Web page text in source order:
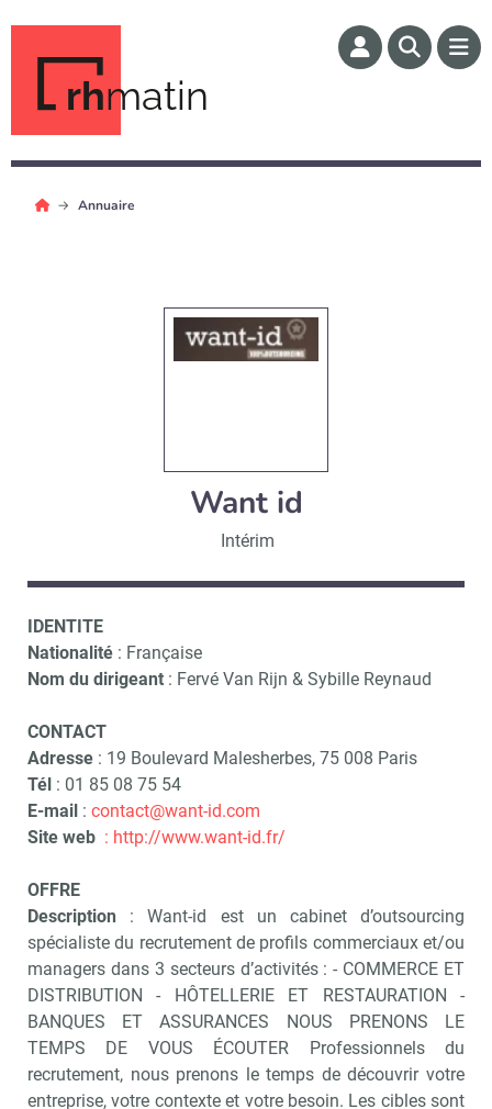
rhmatin
Annuaire
Want id
Intérim
IDENTITE
Nationalité : Française
Nom du dirigeant : Fervé Van Rijn & Sybille Reynaud
CONTACT
Adresse : 19 Boulevard Malesherbes, 75 008 Paris
Tél : 01 85 08 75 54
E-mail : contact@want-id.com
Site web : http://www.want-id.fr/
OFFRE
Description : Want-id est un cabinet d’outsourcing
spécialiste du recrutement de profils commerciaux et/ou
managers dans 3 secteurs d’activités : - COMMERCE ET
DISTRIBUTION - HÔTELLERIE ET RESTAURATION -
BANQUES ET ASSURANCES NOUS PRENONS LE
TEMPS DE VOUS ÉCOUTER Professionnels du
recrutement, nous prenons le temps de découvrir votre
entreprise, votre contexte et votre besoin. Les cibles sont